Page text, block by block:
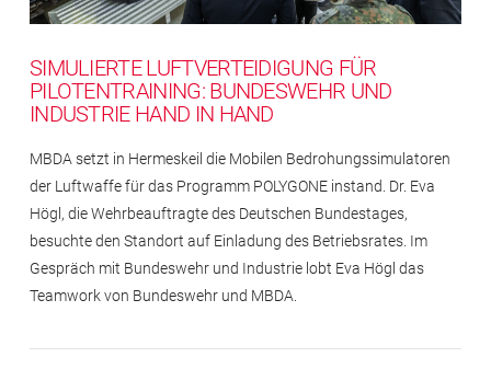
SIMULIERTE LUFTVERTEIDIGUNG FÜR
PILOTENTRAINING: BUNDESWEHR UND
INDUSTRIE HAND IN HAND
MBDA setzt in Hermeskeil die Mobilen Bedrohungssimulatoren
der Luftwaffe für das Programm POLYGONE instand. Dr. Eva
Högl, die Wehrbeauftragte des Deutschen Bundestages,
besuchte den Standort auf Einladung des Betriebsrates. Im
Gespräch mit Bundeswehr und Industrie lobt Eva Högl das
Teamwork von Bundeswehr und MBDA.